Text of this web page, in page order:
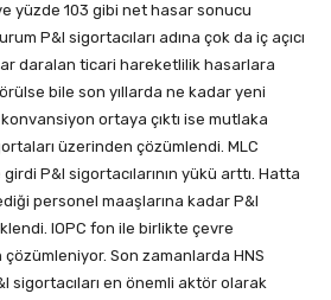
yüzde 103 gibi net hasar sonucu
P&I sigortacıları adına çok da iç açıcı
daralan ticari hareketlilik hasarlara
bile son yıllarda ne kadar yeni
ortaya çıktı ise mutlaka
üzerinden çözümlendi. MLC
P&I sigortacılarının yükü arttı. Hatta
personel maaşlarına kadar P&I
IOPC fon ile birlikte çevre
Son zamanlarda HNS
sigortacıları en önemli aktör olarak